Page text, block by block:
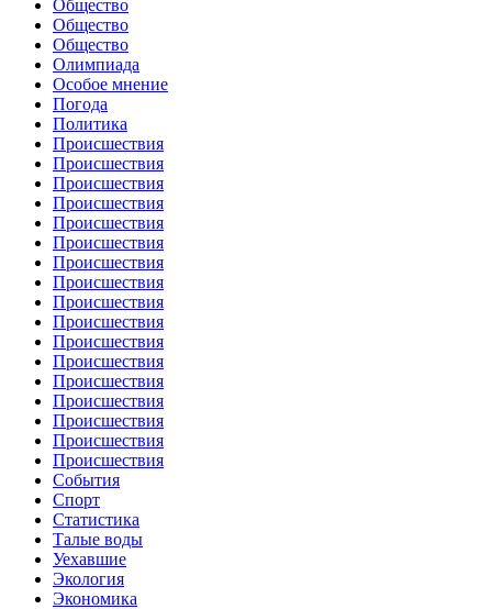
Общество
Общество
Общество
Олимпиада
Особое мнение
Погода
Политика
Происшествия
Происшествия
Происшествия
Происшествия
Происшествия
Происшествия
Происшествия
Происшествия
Происшествия
Происшествия
Происшествия
Происшествия
Происшествия
Происшествия
Происшествия
Происшествия
Происшествия
События
Спорт
Статистика
Талые воды
Уехавшие
Экология
Экономика